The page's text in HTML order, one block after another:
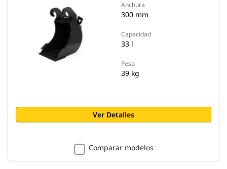
Anchura
300 mm
Capacidad
33 l
Peso
39 kg
Ver Detalles
Comparar modelos